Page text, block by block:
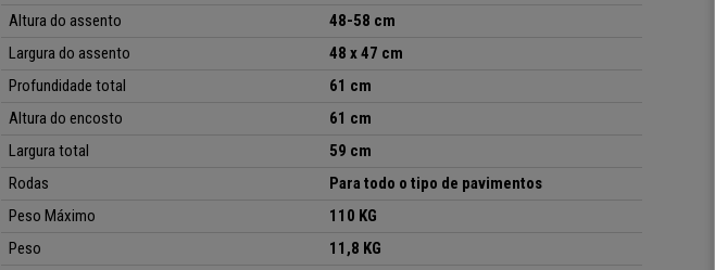
Altura do assento
48-58 cm
Largura do assento
48 x 47 cm
Profundidade total
61 cm
Altura do encosto
61 cm
Largura total
59 cm
Rodas
Para todo o tipo de pavimentos
Peso Máximo
110 KG
Peso
11,8 KG